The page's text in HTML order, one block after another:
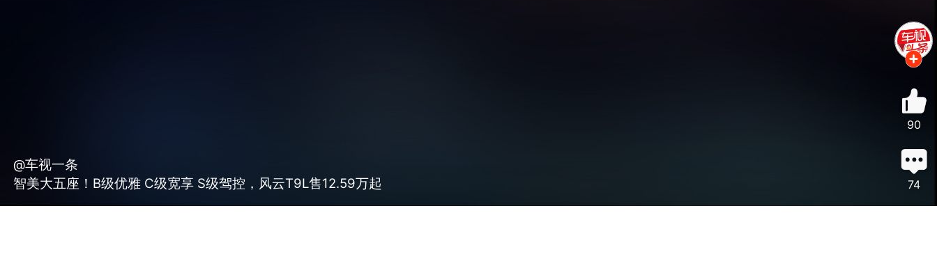
90
74
@车视一条
智美大五座！B级优雅 C级宽享 S级驾控，风云T9L售12.59万起